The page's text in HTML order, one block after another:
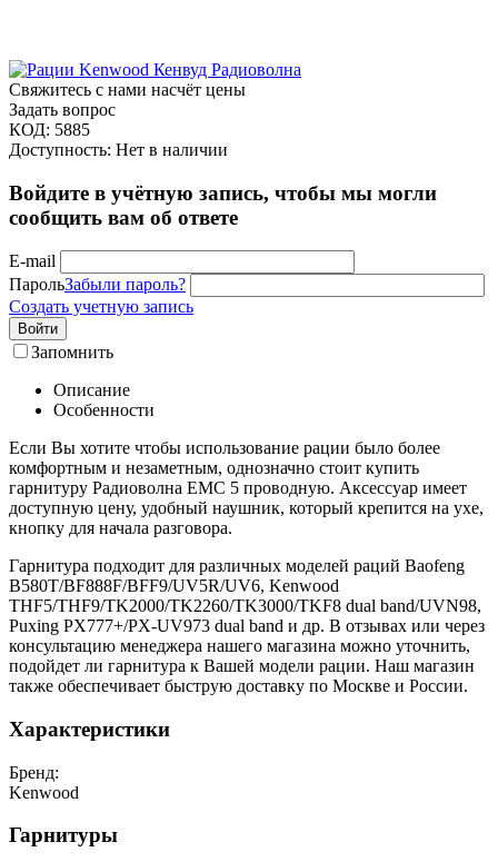
Свяжитесь с нами насчёт цены
Задать вопрос
КОД: 5885
Доступность: Нет в наличии
Войдите в учётную запись, чтобы мы могли
сообщить вам об ответе
E-mail
ПарольЗабыли пароль?
Создать учетную запись
Войти
Запомнить
Описание
Особенности
Если Вы хотите чтобы использование рации было более
комфортным и незаметным, однозначно стоит купить
гарнитуру Радиоволна EMC 5 проводную. Аксессуар имеет
доступную цену, удобный наушник, который крепится на ухе,
кнопку для начала разговора.
Гарнитура подходит для различных моделей раций Baofeng
B580T/BF888F/BFF9/UV5R/UV6, Kenwood
THF5/THF9/TK2000/TK2260/TK3000/TKF8 dual band/UVN98,
Puxing PX777+/PX-UV973 dual band и др. В отзывах или через
консультацию менеджера нашего магазина можно уточнить,
подойдет ли гарнитура к Вашей модели рации. Наш магазин
также обеспечивает быструю доставку по Москве и России.
Характеристики
Бренд:
Kenwood
Гарнитуры